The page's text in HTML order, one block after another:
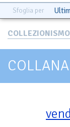
Sfoglia per
COLLEZIONISMO